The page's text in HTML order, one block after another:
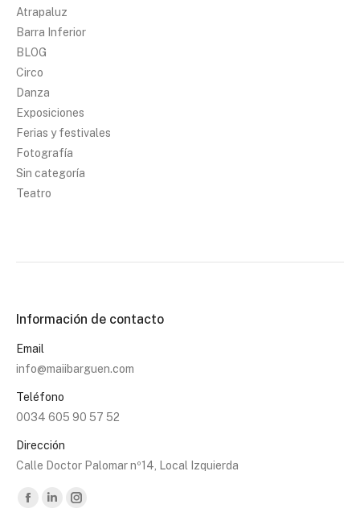
Atrapaluz
Barra Inferior
BLOG
Circo
Danza
Exposiciones
Ferias y festivales
Fotografía
Sin categoría
Teatro
Información de contacto
Email
info@maiibarguen.com
Teléfono
0034 605 90 57 52
Dirección
Calle Doctor Palomar nº14, Local Izquierda
Encuéntranos en:
Facebook
LinkedinInstagram